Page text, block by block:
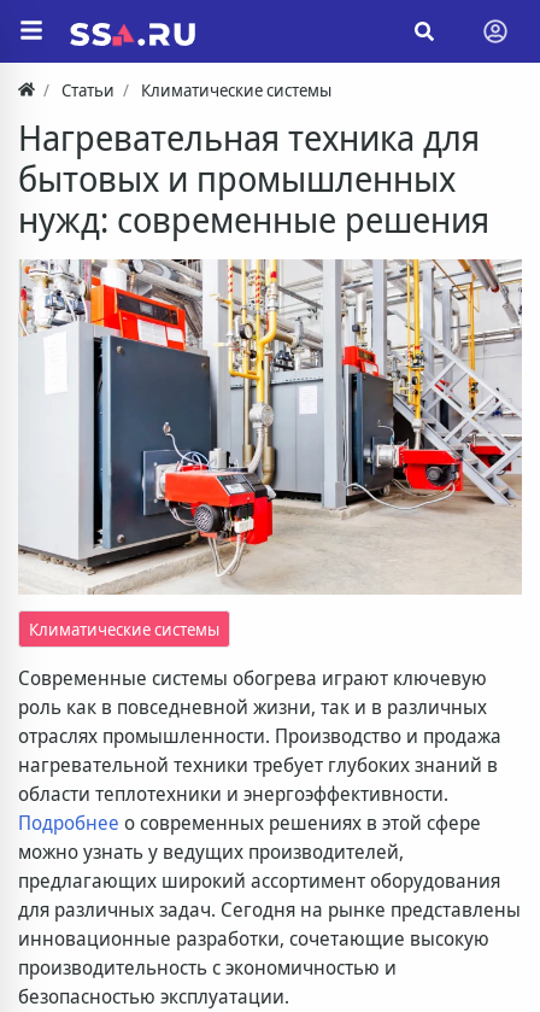
Статьи Климатические системы
Нагревательная техника для
бытовых и промышленных
нужд: современные решения
Климатические системы
Современные системы обогрева играют ключевую
роль как в повседневной жизни, так и в различных
отраслях промышленности. Производство и продажа
нагревательной техники требует глубоких знаний в
области теплотехники и энергоэффективности.
Подробнее о современных решениях в этой сфере
можно узнать у ведущих производителей,
предлагающих широкий ассортимент оборудования
для различных задач. Сегодня на рынке представлены
инновационные разработки, сочетающие высокую
производительность с экономичностью и
безопасностью эксплуатации.